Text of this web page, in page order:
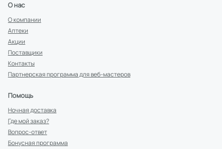
О нас
О компании
Аптеки
Акции
Поставщики
Контакты
Партнерская программа для веб-мастеров
Помощь
Ночная доставка
Где мой заказ?
Вопрос-ответ
Бонусная программа